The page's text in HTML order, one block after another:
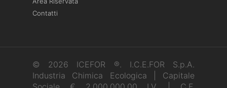
Contatti
© 2026 ICEFOR ®. I.C.E.FOR S.p.A.
Industria Chimica Ecologica | Capitale